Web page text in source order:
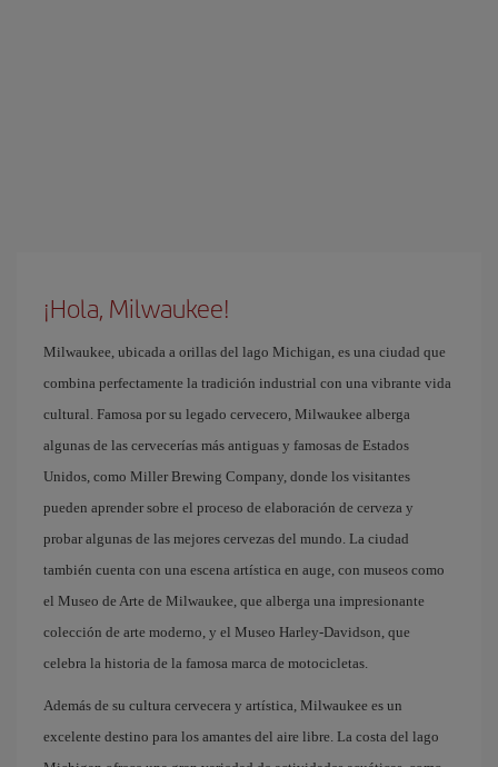
¡Hola, Milwaukee!
Milwaukee, ubicada a orillas del lago Michigan, es una ciudad que
combina perfectamente la tradición industrial con una vibrante vida
cultural. Famosa por su legado cervecero, Milwaukee alberga
algunas de las cervecerías más antiguas y famosas de Estados
Unidos, como Miller Brewing Company, donde los visitantes
pueden aprender sobre el proceso de elaboración de cerveza y
probar algunas de las mejores cervezas del mundo. La ciudad
también cuenta con una escena artística en auge, con museos como
el Museo de Arte de Milwaukee, que alberga una impresionante
colección de arte moderno, y el Museo Harley-Davidson, que
celebra la historia de la famosa marca de motocicletas.
Además de su cultura cervecera y artística, Milwaukee es un
excelente destino para los amantes del aire libre. La costa del lago